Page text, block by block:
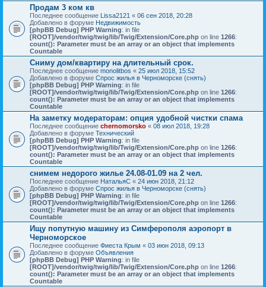
Продам 3 ком кв
Последнее сообщение Lissa2121 « 06 сен 2018, 20:28
Добавлено в форуме Недвижимость
[phpBB Debug] PHP Warning: in file
[ROOT]/vendor/twig/twig/lib/Twig/Extension/Core.php on line 1266:
count(): Parameter must be an array or an object that implements
Countable
Сниму дом/квартиру на длительный срок.
Последнее сообщение monolitbos « 25 июл 2018, 15:52
Добавлено в форуме Спрос жилья в Черноморске (снять)
[phpBB Debug] PHP Warning: in file
[ROOT]/vendor/twig/twig/lib/Twig/Extension/Core.php on line 1266:
count(): Parameter must be an array or an object that implements
Countable
На заметку модераторам: опция удобной чистки спама
Последнее сообщение chernomorsko « 08 июл 2018, 19:28
Добавлено в форуме Технический
[phpBB Debug] PHP Warning: in file
[ROOT]/vendor/twig/twig/lib/Twig/Extension/Core.php on line 1266:
count(): Parameter must be an array or an object that implements
Countable
снимем недорого жилье 24.08-01.09 на 2 чел.
Последнее сообщение НатальяС « 24 июн 2018, 21:12
Добавлено в форуме Спрос жилья в Черноморске (снять)
[phpBB Debug] PHP Warning: in file
[ROOT]/vendor/twig/twig/lib/Twig/Extension/Core.php on line 1266:
count(): Parameter must be an array or an object that implements
Countable
Ищу попутную машину из Симферополя аэропорт в
Черноморское
Последнее сообщение Фиеста Крым « 03 июн 2018, 09:13
Добавлено в форуме Объявления
[phpBB Debug] PHP Warning: in file
[ROOT]/vendor/twig/twig/lib/Twig/Extension/Core.php on line 1266:
count(): Parameter must be an array or an object that implements
Countable